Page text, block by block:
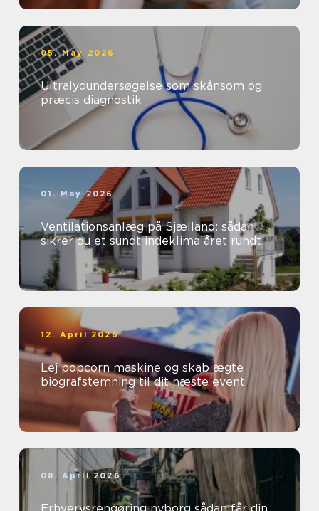
05. May 2026
Ultralydundersøgelse som skånsom og
præcis diagnostik
01. May 2026
Ventilationsanlæg på Sjælland: sådan
sikrer du et sundt indeklima året rundt
12. April 2026
Lej popcorn maskine og skab ægte
biografstemning til dit næste event
08. April 2026
Erhvervsrengøring nyborg sådan får din